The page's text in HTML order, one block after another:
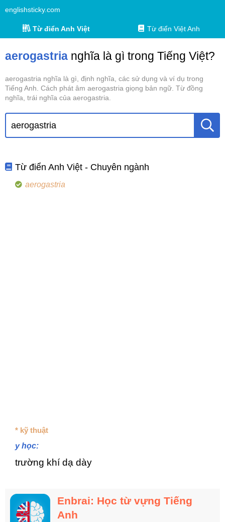
englishsticky.com
Từ điển Anh Việt Từ điển Việt Anh
aerogastria nghĩa là gì trong Tiếng Việt?
aerogastria nghĩa là gì, định nghĩa, các sử dụng và ví dụ trong
Tiếng Anh. Cách phát âm aerogastria giọng bản ngữ. Từ đồng
nghĩa, trái nghĩa của aerogastria.
Từ điển Anh Việt - Chuyên ngành
aerogastria
* kỹ thuật
y học:
trường khí dạ dày
Enbrai: Học từ vựng Tiếng
Anh